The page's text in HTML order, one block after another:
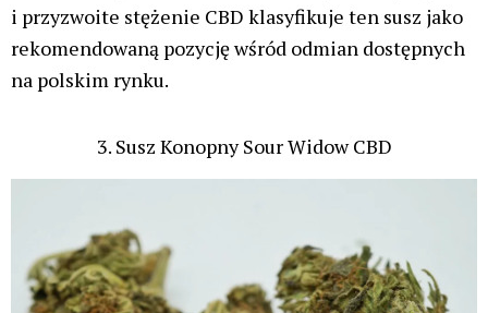
i przyzwoite stężenie CBD klasyfikuje ten susz jako
rekomendowaną pozycję wśród odmian dostępnych
na polskim rynku.
3. Susz Konopny Sour Widow CBD